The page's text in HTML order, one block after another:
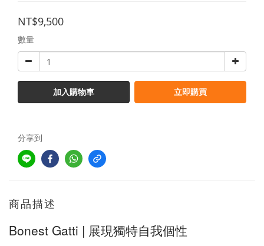
NT$9,500
數量
加入購物車 立即購買
分享到
商品描述
Bonest Gatti | 展現獨特自我個性